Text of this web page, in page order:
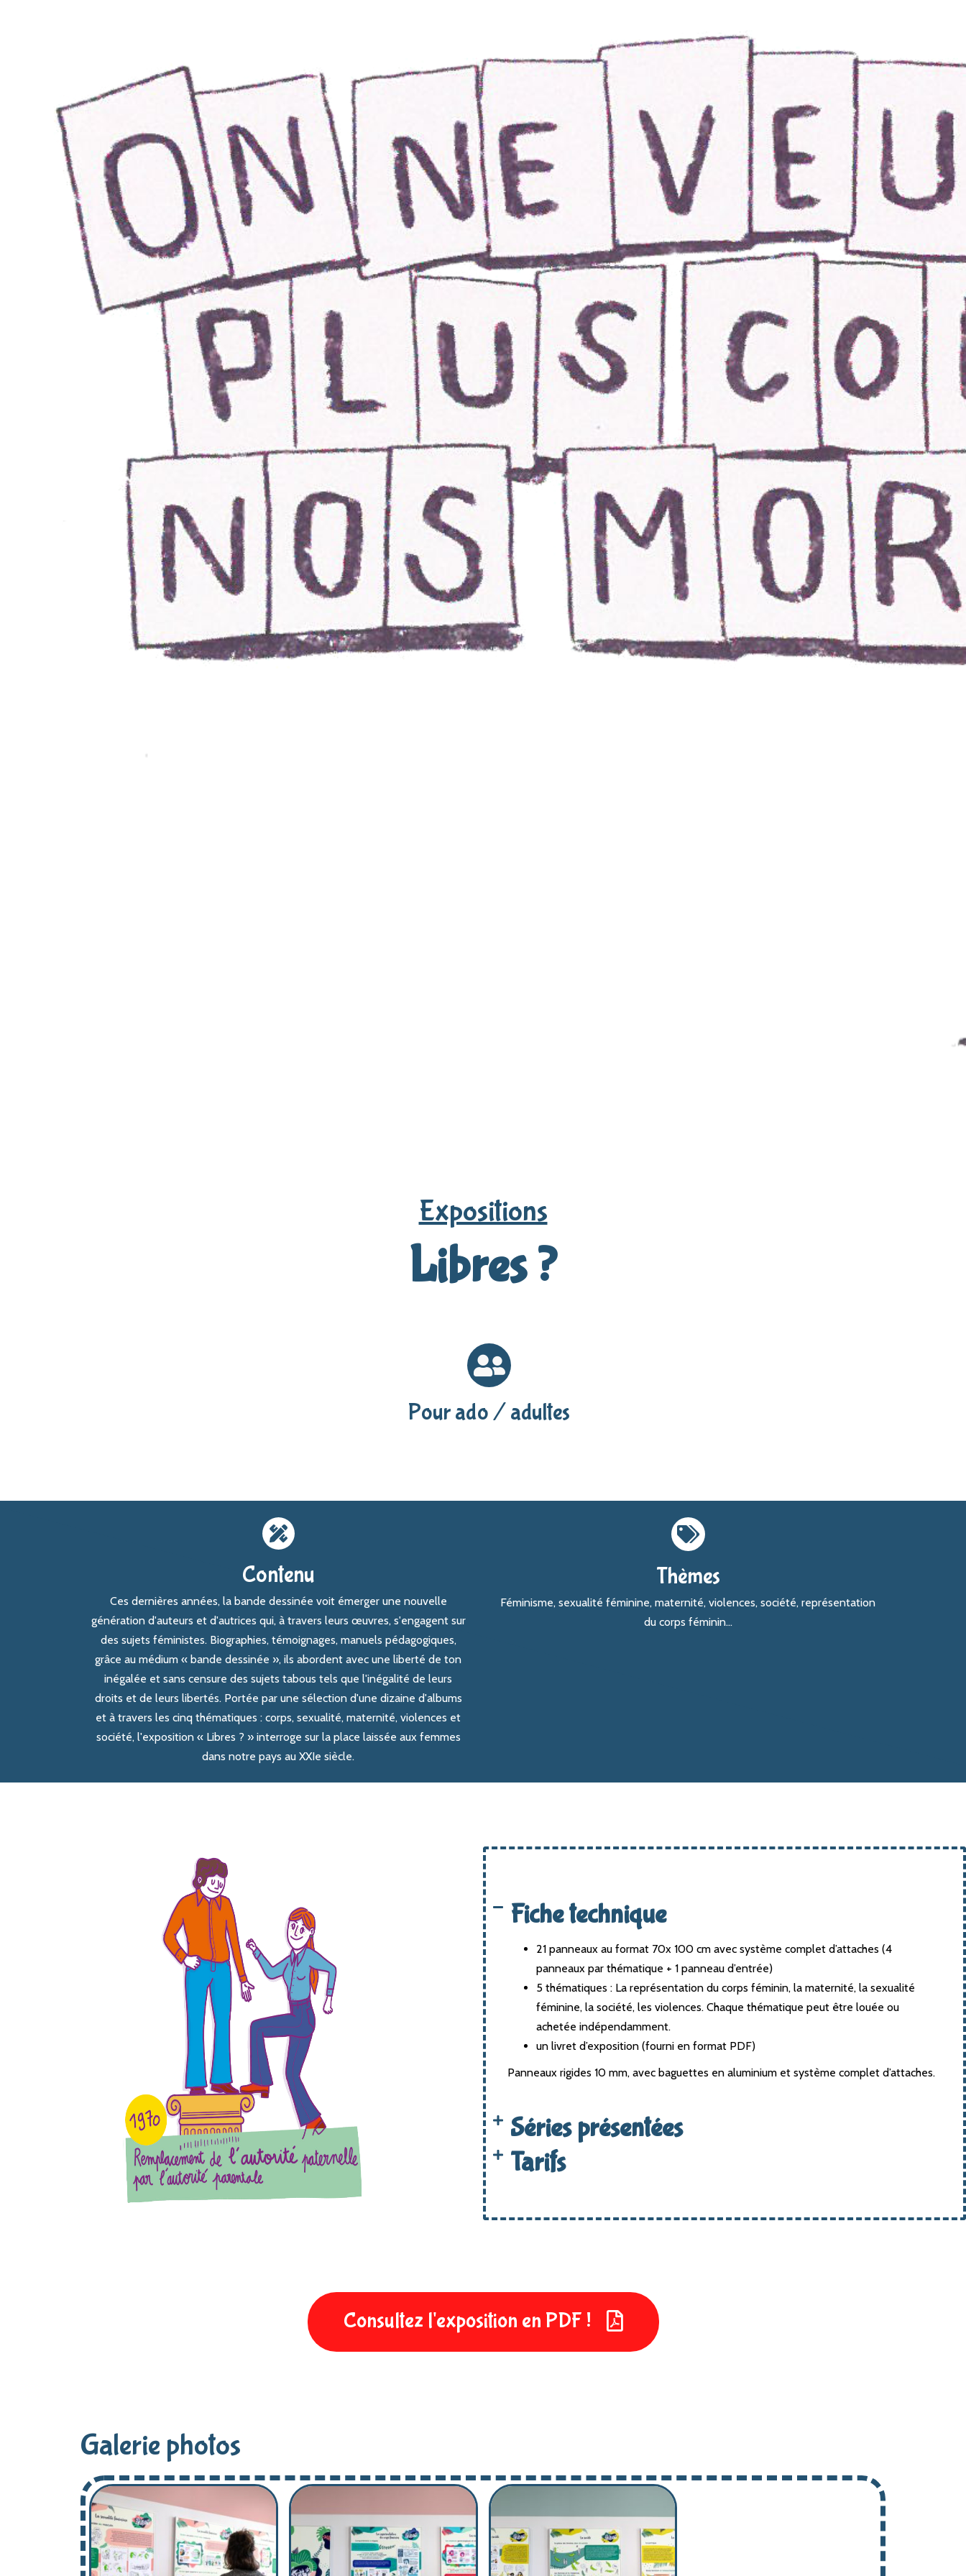
Expositions
Libres ?
Pour ado / adultes
Contenu
Ces dernières années, la bande dessinée voit émerger une nouvelle
génération d'auteurs et d'autrices qui, à travers leurs œuvres, s'engagent sur
des sujets féministes. Biographies, témoignages, manuels pédagogiques,
grâce au médium « bande dessinée », ils abordent avec une liberté de ton
inégalée et sans censure des sujets tabous tels que l'inégalité de leurs
droits et de leurs libertés. Portée par une sélection d'une dizaine d'albums
et à travers les cinq thématiques : corps, sexualité, maternité, violences et
société, l'exposition « Libres ? » interroge sur la place laissée aux femmes
dans notre pays au XXIe siècle.
Thèmes
Féminisme, sexualité féminine, maternité, violences, société, représentation
du corps féminin...
Fiche technique
21 panneaux au format 70x 100 cm avec système complet d’attaches (4
panneaux par thématique + 1 panneau d’entrée)
5 thématiques : La représentation du corps féminin, la maternité, la sexualité
féminine, la société, les violences. Chaque thématique peut être louée ou
achetée indépendamment.
un livret d’exposition (fourni en format PDF)
Panneaux rigides 10 mm, avec baguettes en aluminium et système complet d’attaches.
Séries présentées
Tarifs
Consultez l'exposition en PDF !
Galerie photos